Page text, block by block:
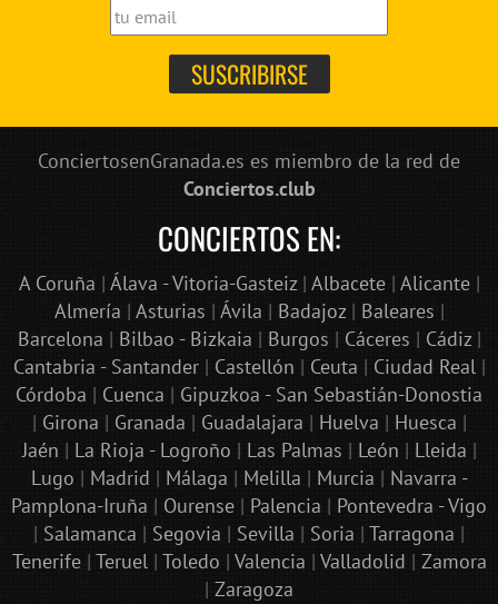
ConciertosenGranada.es es miembro de la red de
Conciertos.club
CONCIERTOS EN:
A Coruña | Álava - Vitoria-Gasteiz| Albacete| Alicante|
Almería | Asturias | Ávila | Badajoz| Baleares |
Barcelona | Bilbao - Bizkaia | Burgos | Cáceres | Cádiz|
Cantabria - Santander| Castellón | Ceuta | Ciudad Real|
Córdoba | Cuenca | Gipuzkoa - San Sebastián-Donostia
| Girona | Granada | Guadalajara | Huelva | Huesca |
Jaén | La Rioja - Logroño | Las Palmas | León | Lleida |
Lugo | Madrid | Málaga | Melilla | Murcia | Navarra -
Pamplona-Iruña | Ourense | Palencia | Pontevedra - Vigo
| Salamanca | Segovia | Sevilla | Soria | Tarragona |
Tenerife| Teruel| Toledo | Valencia | Valladolid | Zamora
| Zaragoza